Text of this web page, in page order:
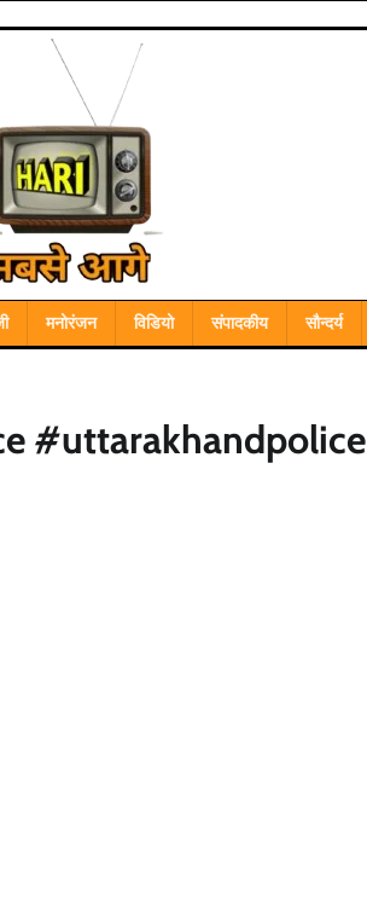
मनोरंजन विडियो संपादकीय सौन्दर्य
#uttarakhandpolice